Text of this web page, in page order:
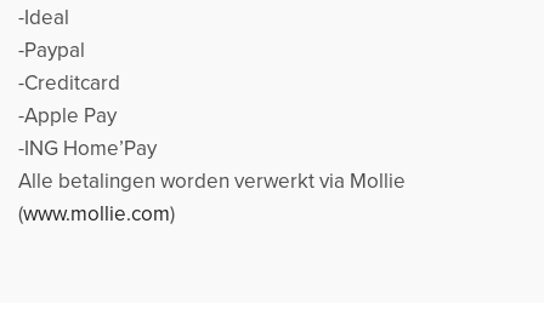
-Ideal
-Paypal
-Creditcard
-Apple Pay
-ING Home’Pay
Alle betalingen worden verwerkt via Mollie
(www.mollie.com)